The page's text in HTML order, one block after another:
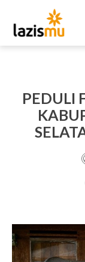
PEDULI